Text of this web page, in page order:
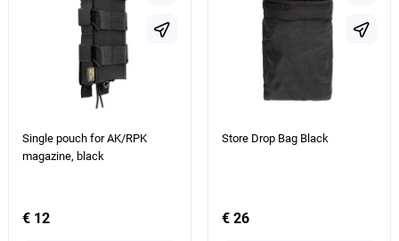
Single pouch for AK/RPK
magazine, black
€ 12
Store Drop Bag Black
€ 26